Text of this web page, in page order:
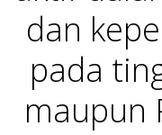
dan
pada
maupun